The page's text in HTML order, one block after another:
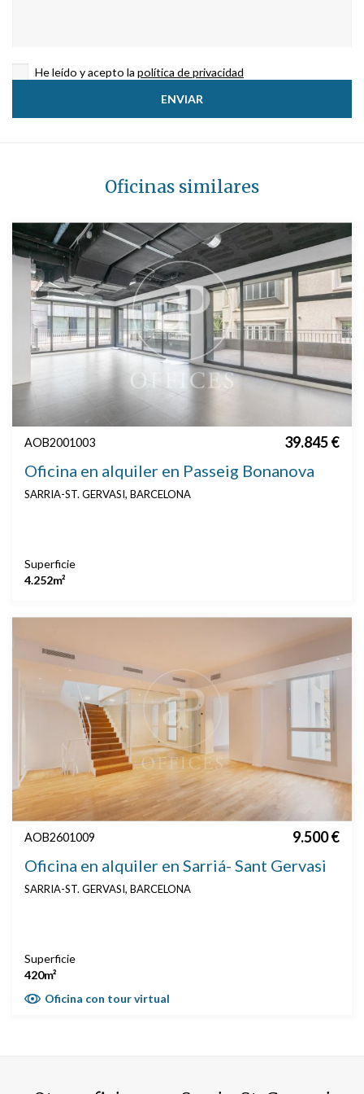
He leído y acepto la política de privacidad
Oficinas similares
AOB2001003 39.845 €
Oficina en alquiler en Passeig Bonanova
SARRIA-ST. GERVASI, BARCELONA
Superficie
4.252m²
AOB2601009 9.500 €
Oficina en alquiler en Sarriá- Sant Gervasi
SARRIA-ST. GERVASI, BARCELONA
Superficie
420m²
Oficina con tour virtual